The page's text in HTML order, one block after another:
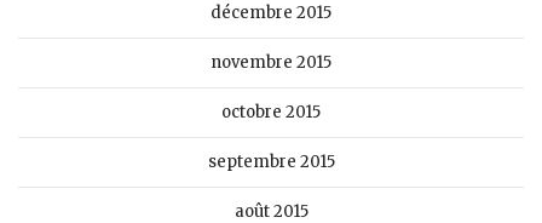
décembre 2015
novembre 2015
octobre 2015
septembre 2015
août 2015